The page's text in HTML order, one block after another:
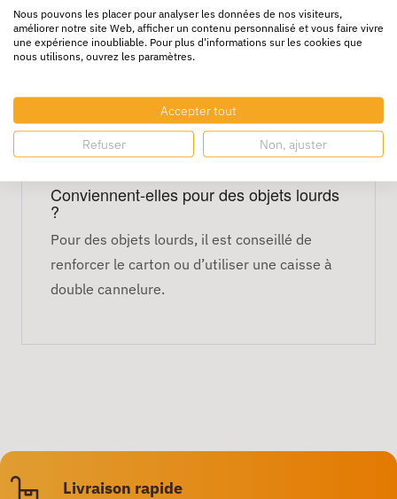
Grande ouverture pratique
Quantité : 20 caisses par colis
Peuvent-elles être empilées ?
Oui, elles peuvent être empilées si les
charges ne sont pas trop lourdes.
Conviennent-elles pour des objets lourds
?
Pour des objets lourds, il est conseillé de
renforcer le carton ou d’utiliser une caisse à
double cannelure.
Livraison rapide
Nous pouvons les placer pour analyser les données de nos visiteurs,
améliorer notre site Web, afficher un contenu personnalisé et vous faire vivre
une expérience inoubliable. Pour plus d'informations sur les cookies que
nous utilisons, ouvrez les paramètres.
Accepter tout
Refuser Non, ajuster